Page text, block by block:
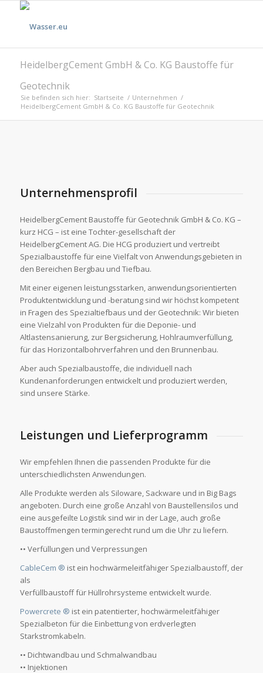
HeidelbergCement GmbH & Co. KG Baustoffe für
Geotechnik
Sie befinden sich hier: Startseite / Unternehmen /
HeidelbergCement GmbH & Co. KG Baustoffe für Geotechnik
Unternehmensprofil
HeidelbergCement Baustoffe für Geotechnik GmbH & Co. KG –
kurz HCG – ist eine Tochter-gesellschaft der
HeidelbergCement AG. Die HCG produziert und vertreibt
Spezialbaustoffe für eine Vielfalt von Anwendungsgebieten in
den Bereichen Bergbau und Tiefbau.
Mit einer eigenen leistungsstarken, anwendungsorientierten
Produktentwicklung und -beratung sind wir höchst kompetent
in Fragen des Spezialtiefbaus und der Geotechnik: Wir bieten
eine Vielzahl von Produkten für die Deponie- und
Altlastensanierung, zur Bergsicherung, Hohlraumverfüllung,
für das Horizontalbohrverfahren und den Brunnenbau.
Aber auch Spezialbaustoffe, die individuell nach
Kundenanforderungen entwickelt und produziert werden,
sind unsere Stärke.
Leistungen und Lieferprogramm
Wir empfehlen Ihnen die passenden Produkte für die
unterschiedlichsten Anwendungen.
Alle Produkte werden als Siloware, Sackware und in Big Bags
angeboten. Durch eine große Anzahl von Baustellensilos und
eine ausgefeilte Logistik sind wir in der Lage, auch große
Baustoffmengen termingerecht rund um die Uhr zu liefern.
•• Verfüllungen und Verpressungen
CableCem ® ist ein hochwärmeleitfähiger Spezialbaustoff, der
als
Verfüllbaustoff für Hüllrohrsysteme entwickelt wurde.
Powercrete ® ist ein patentierter, hochwärmeleitfähiger
Spezialbeton für die Einbettung von erdverlegten
Starkstromkabeln.
•• Dichtwandbau und Schmalwandbau
•• Injektionen